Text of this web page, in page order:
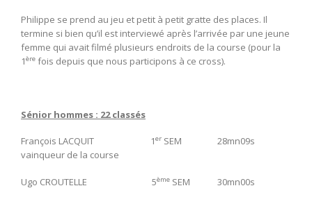
Philippe se prend au jeu et petit à petit gratte des places. Il
termine si bien qu’il est interviewé après l’arrivée par une jeune
femme qui avait filmé plusieurs endroits de la course (pour la
1ère fois depuis que nous participons à ce cross).
Sénior hommes : 22 classés
François LACQUIT 1er SEM 28mn09s
vainqueur de la course
Ugo CROUTELLE 5ème SEM 30mn00s